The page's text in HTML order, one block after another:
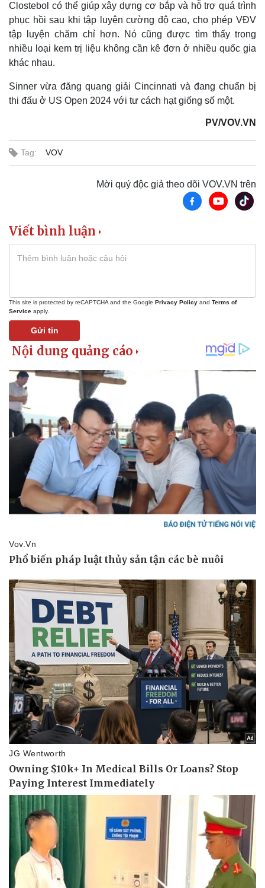
Kinh tế
Thị trường
Pháp luật
Vụ án
Tin nóng
Tư vấn luật
Quân sự - Quốc phòng
Vũ khí
Việt Nam
Phân tích
Thể thao
Bóng đá
Lịch thi đấu bóng đá
Thế giới thể thao
eSports
Hậu trường
Ô tô - Xe máy
Ô tô
Xe máy
Tư vấn
Clostebol có thể giúp xây dựng cơ bắp và hỗ trợ quá trình
phục hồi sau khi tập luyện cường độ cao, cho phép VĐV
tập luyện chăm chỉ hơn. Nó cũng được tìm thấy trong
nhiều loại kem trị liệu không cần kê đơn ở nhiều quốc gia
khác nhau.
Sinner vừa đăng quang giải Cincinnati và đang chuẩn bị
thi đấu ở US Open 2024 với tư cách hạt giống số một.
PV/VOV.VN
Tag: VOV
Mời quý độc giả theo dõi VOV.VN trên
Viết bình luận
This site is protected by reCAPTCHA and the Google Privacy Policy and Terms of
Service apply.
Gửi tin